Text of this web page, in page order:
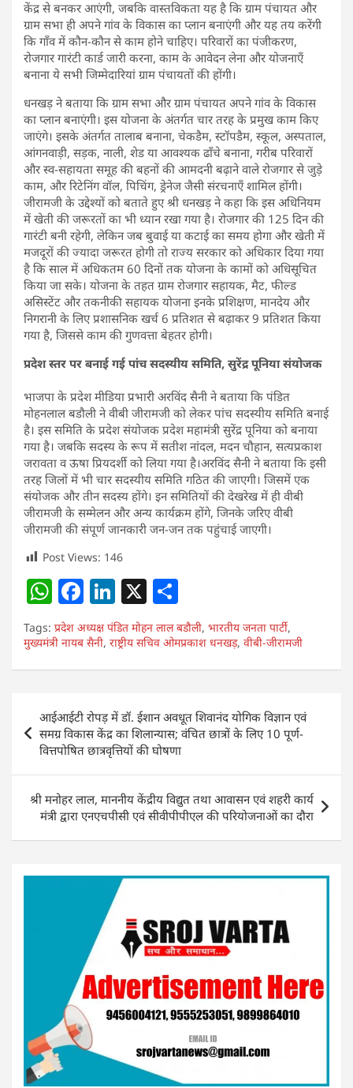
केंद्र से बनकर आएंगी, जबकि वास्तविकता यह है कि ग्राम पंचायत और
ग्राम सभा ही अपने गांव के विकास का प्लान बनाएंगी और यह तय करेंगी
कि गाँव में कौन-कौन से काम होने चाहिए। परिवारों का पंजीकरण,
रोजगार गारंटी कार्ड जारी करना, काम के आवेदन लेना और योजनाएँ
बनाना ये सभी जिम्मेदारियां ग्राम पंचायतों की होंगी।
धनखड़ ने बताया कि ग्राम सभा और ग्राम पंचायत अपने गांव के विकास
का प्लान बनाएंगी। इस योजना के अंतर्गत चार तरह के प्रमुख काम किए
जाएंगे। इसके अंतर्गत तालाब बनाना, चेकडैम, स्टॉपडैम, स्कूल, अस्पताल,
आंगनवाड़ी, सड़क, नाली, शेड या आवश्यक ढाँचे बनाना, गरीब परिवारों
और स्व-सहायता समूह की बहनों की आमदनी बढ़ाने वाले रोजगार से जुड़े
काम, और रिटेनिंग वॉल, पिचिंग, ड्रेनेज जैसी संरचनाएँ शामिल होंगी।
जीरामजी के उद्देश्यों को बताते हुए श्री धनखड़ ने कहा कि इस अधिनियम
में खेती की जरूरतों का भी ध्यान रखा गया है। रोजगार की 125 दिन की
गारंटी बनी रहेगी, लेकिन जब बुवाई या कटाई का समय होगा और खेती में
मजदूरों की ज्यादा जरूरत होगी तो राज्य सरकार को अधिकार दिया गया
है कि साल में अधिकतम 60 दिनों तक योजना के कामों को अधिसूचित
किया जा सके। योजना के तहत ग्राम रोजगार सहायक, मैट, फील्ड
असिस्टेंट और तकनीकी सहायक योजना इनके प्रशिक्षण, मानदेय और
निगरानी के लिए प्रशासनिक खर्च 6 प्रतिशत से बढ़ाकर 9 प्रतिशत किया
गया है, जिससे काम की गुणवत्ता बेहतर होगी।
प्रदेश स्तर पर बनाई गई पांच सदस्यीय समिति, सुरेंद्र पूनिया संयोजक
भाजपा के प्रदेश मीडिया प्रभारी अरविंद सैनी ने बताया कि पंडित
मोहनलाल बडौली ने वीबी जीरामजी को लेकर पांच सदस्यीय समिति बनाई
है। इस समिति के प्रदेश संयोजक प्रदेश महामंत्री सुरेंद्र पूनिया को बनाया
गया है। जबकि सदस्य के रूप में सतीश नांदल, मदन चौहान, सत्यप्रकाश
जरावता व ऊषा प्रियदर्शी को लिया गया है।अरविंद सैनी ने बताया कि इसी
तरह जिलों में भी चार सदस्यीय समिति गठित की जाएगी। जिसमें एक
संयोजक और तीन सदस्य होंगे। इन समितियों की देखरेख में ही वीबी
जीरामजी के सम्मेलन और अन्य कार्यक्रम होंगे, जिनके जरिए वीबी
जीरामजी की संपूर्ण जानकारी जन-जन तक पहुंचाई जाएगी।
Post Views: 146
W
h
at
s
p
p
F
a
c
e
o
o
k
Li
n
k
e
n
X
h
ar
e
Tags: प्रदेश अध्यक्ष पंडित मोहन लाल बडौली, भारतीय जनता पार्टी,
मुख्यमंत्री नायब सैनी, राष्ट्रीय सचिव ओमप्रकाश धनखड़, वीबी-जीरामजी
navigation
आईआईटी रोपड़ में डॉ. ईशान अवधूत शिवानंद योगिक विज्ञान एवं
समग्र विकास केंद्र का शिलान्यास; वंचित छात्रों के लिए 10 पूर्ण-
वित्तपोषित छात्रवृत्तियों की घोषणा
श्री मनोहर लाल, माननीय केंद्रीय विद्युत तथा आवासन एवं शहरी कार्य
मंत्री द्वारा एनएचपीसी एवं सीवीपीपीएल की परियोजनाओं का दौरा